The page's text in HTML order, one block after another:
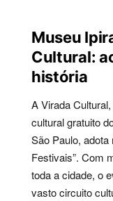
Museu
Cultural:
história
A Virada
cultural gratuito
São Paulo,
Festivais”. Com
toda a cidade, o
vasto circuito